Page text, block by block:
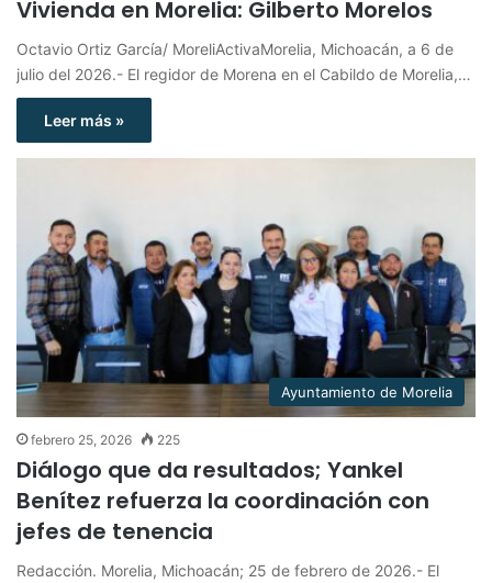
Vivienda en Morelia: Gilberto Morelos
Octavio Ortiz García/ MoreliActivaMorelia, Michoacán, a 6 de
julio del 2026.- El regidor de Morena en el Cabildo de Morelia,…
Leer más »
Ayuntamiento de Morelia
febrero 25, 2026 225
Diálogo que da resultados; Yankel
Benítez refuerza la coordinación con
jefes de tenencia
Redacción. Morelia, Michoacán; 25 de febrero de 2026.- El